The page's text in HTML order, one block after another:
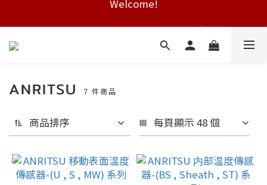
Free shipping on HK orders over $2000
ANRITSU 7 件商品
商品排序 每頁顯示 48 個